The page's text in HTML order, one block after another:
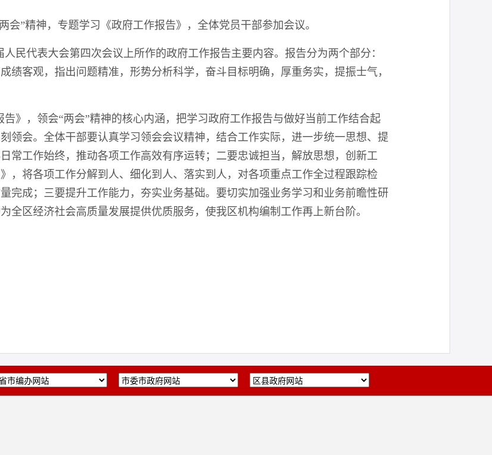
会”精神，专题学习《政府工作报告》，全体党员干部参加会议。
民代表大会第四次会议上所作的政府工作报告主要内容。报告分为两个部分：
绩客观，指出问题精准，形势分析科学，奋斗目标明确，厚重务实，提振士气，
》，领会“两会”精神的核心内涵，把学习政府工作报告与做好当前工作结合起
领会。全体干部要认真学习领会会议精神，结合工作实际，进一步统一思想、提
常工作始终，推动各项工作高效有序运转；二要忠诚担当，解放思想，创新工
，将各项工作分解到人、细化到人、落实到人，对各项重点工作全过程跟踪检
完成；三要提升工作能力，夯实业务基础。要切实加强业务学习和业务前瞻性研
全区经济社会高质量发展提供优质服务，使我区机构编制工作再上新台阶。